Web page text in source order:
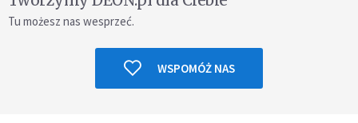
Tu możesz nas wesprzeć.
WSPOMÓŻ NAS